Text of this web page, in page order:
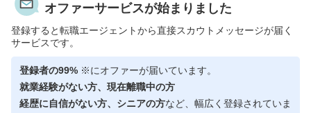
オファーサービスが始まりました
登録すると転職エージェントから直接スカウトメッセージが届く
サービスです。
登録者の99% ※にオファーが届いています。
就業経験がない方、現在離職中の方
経歴に自信がない方、シニアの方など、幅広く登録されていま